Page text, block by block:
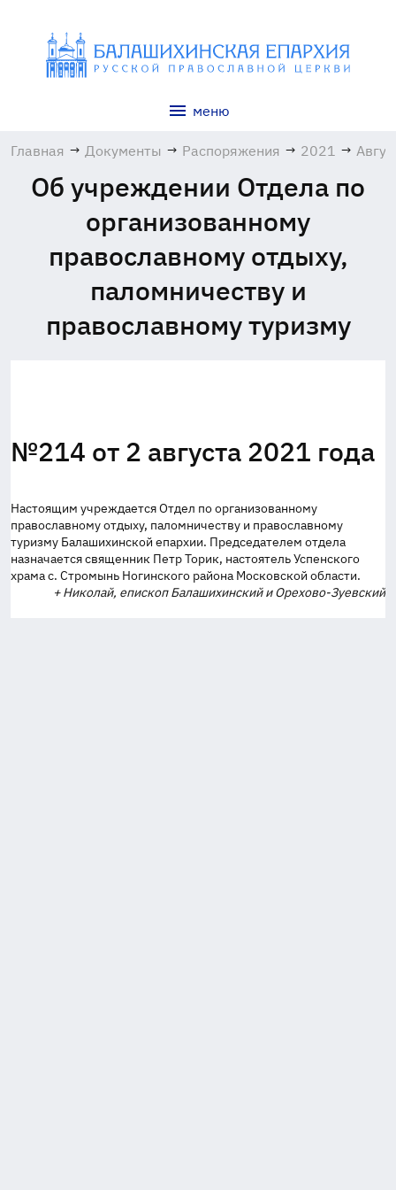
меню
Главная → Документы → Распоряжения → 2021 →
Об учреждении Отдела по
организованному
православному отдыху,
паломничеству и
православному туризму
№214 от 2 августа 2021 года
Настоящим учреждается Отдел по организованному
православному отдыху, паломничеству и православному
туризму Балашихинской епархии. Председателем отдела
назначается священник Петр Торик, настоятель Успенского
храма с. Стромынь Ногинского района Московской области.
+ Николай, епископ Балашихинский и Орехово-Зуевский